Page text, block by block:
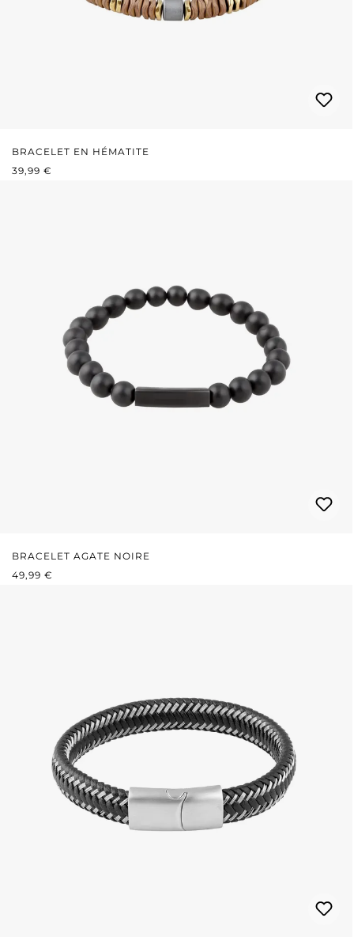
BRACELET EN HÉMATITE
PRIX RÉGULIER :
39,99 €
BRACELET AGATE NOIRE
PRIX RÉGULIER :
49,99 €